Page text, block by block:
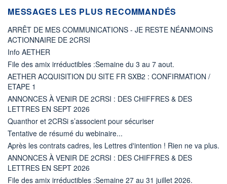
MESSAGES LES PLUS RECOMMANDÉS
ARRÊT DE MES COMMUNICATIONS - JE RESTE NÉANMOINS
ACTIONNAIRE DE 2CRSI
Info AETHER
File des amix irréductibles :Semaine du 3 au 7 aout.
AETHER ACQUISITION DU SITE FR SXB2 : CONFIRMATION /
ETAPE 1
ANNONCES À VENIR DE 2CRSI : DES CHIFFRES & DES
LETTRES EN SEPT 2026
Quanthor et 2CRSi s’associent pour sécuriser
Tentative de résumé du webinaire...
Après les contrats cadres, les Lettres d'intention ! Rien ne va plus.
ANNONCES À VENIR DE 2CRSI : DES CHIFFRES & DES
LETTRES EN SEPT 2026
File des amix irréductibles :Semaine 27 au 31 juillet 2026.